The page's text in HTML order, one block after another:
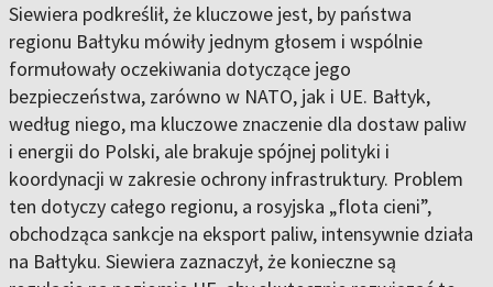
Siewiera podkreślił, że kluczowe jest, by państwa
regionu Bałtyku mówiły jednym głosem i wspólnie
formułowały oczekiwania dotyczące jego
bezpieczeństwa, zarówno w NATO, jak i UE. Bałtyk,
według niego, ma kluczowe znaczenie dla dostaw paliw
i energii do Polski, ale brakuje spójnej polityki i
koordynacji w zakresie ochrony infrastruktury. Problem
ten dotyczy całego regionu, a rosyjska „flota cieni”,
obchodząca sankcje na eksport paliw, intensywnie działa
na Bałtyku. Siewiera zaznaczył, że konieczne są